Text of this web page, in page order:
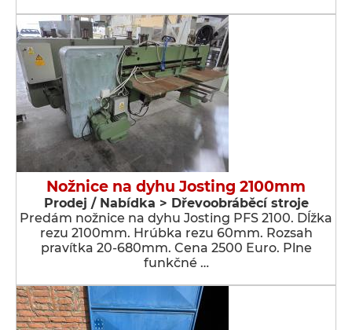
Nožnice na dyhu Josting 2100mm
Prodej / Nabídka > Dřevoobráběcí stroje
Predám nožnice na dyhu Josting PFS 2100. Dĺžka
rezu 2100mm. Hrúbka rezu 60mm. Rozsah
pravítka 20-680mm. Cena 2500 Euro. Plne
funkčné …